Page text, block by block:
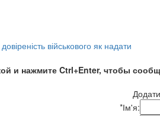
довіреність військового як надати
и нажмите Ctrl+Enter, чтобы
*Ім'я: